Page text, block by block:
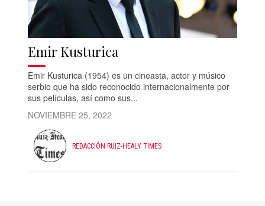
Emir Kusturica
Emir Kusturica (1954) es un cineasta, actor y músico
serbio que ha sido reconocido internacionalmente por
sus películas, así como sus...
NOVIEMBRE 25, 2022
REDACCIÓN RUIZ-HEALY TIMES